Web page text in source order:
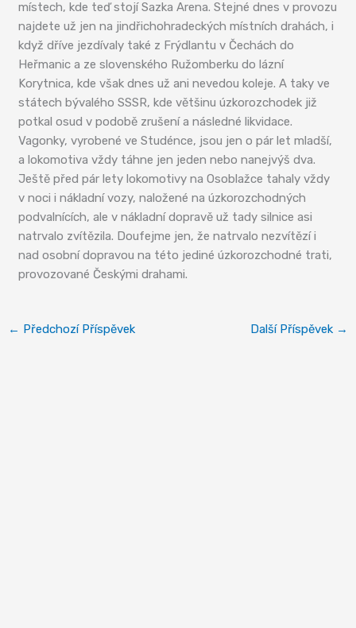
místech, kde teď stojí Sazka Arena. Stejné dnes v provozu
najdete už jen na jindřichohradeckých místních drahách, i
když dříve jezdívaly také z Frýdlantu v Čechách do
Heřmanic a ze slovenského Ružomberku do lázní
Korytnica, kde však dnes už ani nevedou koleje. A taky ve
státech bývalého SSSR, kde většinu úzkorozchodek již
potkal osud v podobě zrušení a následné likvidace.
Vagonky, vyrobené ve Studénce, jsou jen o pár let mladší,
a lokomotiva vždy táhne jen jeden nebo nanejvýš dva.
Ještě před pár lety lokomotivy na Osoblažce tahaly vždy
v noci i nákladní vozy, naložené na úzkorozchodných
podvalnících, ale v nákladní dopravě už tady silnice asi
natrvalo zvítězila. Doufejme jen, že natrvalo nezvítězí i
nad osobní dopravou na této jediné úzkorozchodné trati,
provozované Českými drahami.
← Předchozí Příspěvek Další Příspěvek →